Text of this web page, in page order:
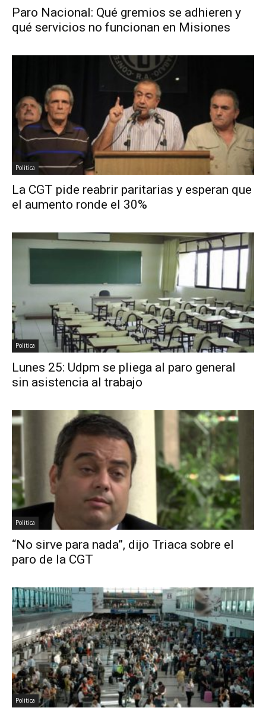
Paro Nacional: Qué gremios se adhieren y
qué servicios no funcionan en Misiones
Politica
La CGT pide reabrir paritarias y esperan que
el aumento ronde el 30%
Politica
Lunes 25: Udpm se pliega al paro general
sin asistencia al trabajo
Politica
“No sirve para nada”, dijo Triaca sobre el
paro de la CGT
Politica